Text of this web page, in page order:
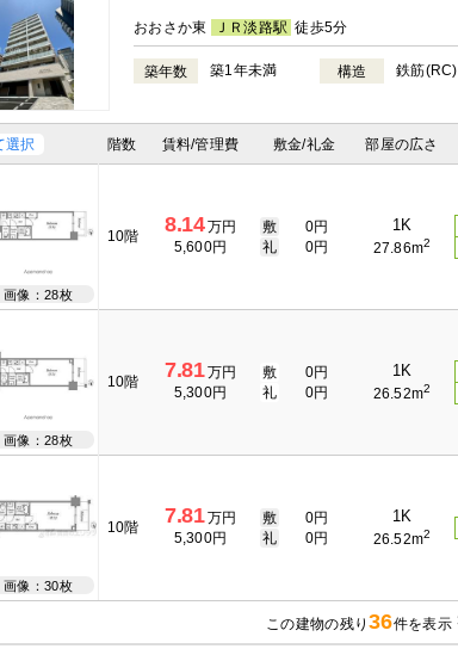
おおさか東 ＪＲ淡路駅 徒歩5分
築年数 築1年未満 構造 鉄筋(RC)
選択 階数 賃料/管理費 敷金/礼金 部屋の広さ
画像：28枚
10階 8.14万円
5,600円
敷
0円
礼
0円
1K
27.86m2
画像：28枚
10階 7.81万円
5,300円
敷
0円
礼
0円
1K
26.52m2
画像：30枚
10階 7.81万円
5,300円
敷
0円
礼
0円
1K
26.52m2
この建物の残り36件を表示